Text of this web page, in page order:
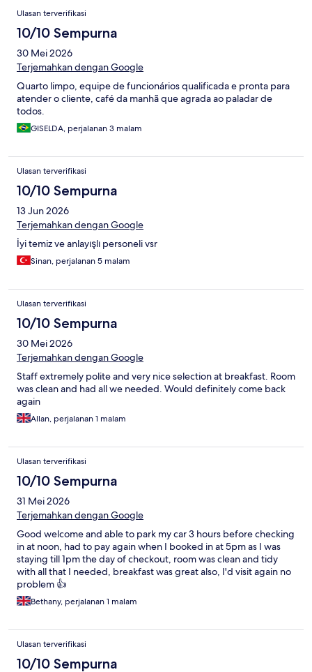
Ulasan terverifikasi
10/10 Sempurna
30 Mei 2026
Terjemahkan dengan Google
Quarto limpo, equipe de funcionários qualificada e pronta para
atender o cliente, café da manhã que agrada ao paladar de
todos.
GISELDA, perjalanan 3 malam
Ulasan terverifikasi
10/10 Sempurna
13 Jun 2026
Terjemahkan dengan Google
İyi temiz ve anlayışlı personeli vsr
Sinan, perjalanan 5 malam
Ulasan terverifikasi
10/10 Sempurna
30 Mei 2026
Terjemahkan dengan Google
Staff extremely polite and very nice selection at breakfast. Room
was clean and had all we needed. Would definitely come back
again
Allan, perjalanan 1 malam
Ulasan terverifikasi
10/10 Sempurna
31 Mei 2026
Terjemahkan dengan Google
Good welcome and able to park my car 3 hours before checking
in at noon, had to pay again when I booked in at 5pm as I was
staying till 1pm the day of checkout, room was clean and tidy
with all that I needed, breakfast was great also, I'd visit again no
problem 👍
Bethany, perjalanan 1 malam
Ulasan terverifikasi
10/10 Sempurna